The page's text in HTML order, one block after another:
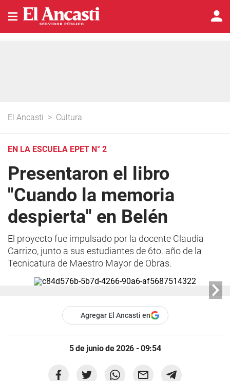
El Ancasti > Cultura
EN LA ESCUELA EPET N° 2
Presentaron el libro
"Cuando la memoria
despierta" en Belén
El proyecto fue impulsado por la docente Claudia
Carrizo, junto a sus estudiantes de 6to. año de la
Tecnicatura de Maestro Mayor de Obras.
Agregar El Ancasti en
5 de junio de 2026 - 09:54